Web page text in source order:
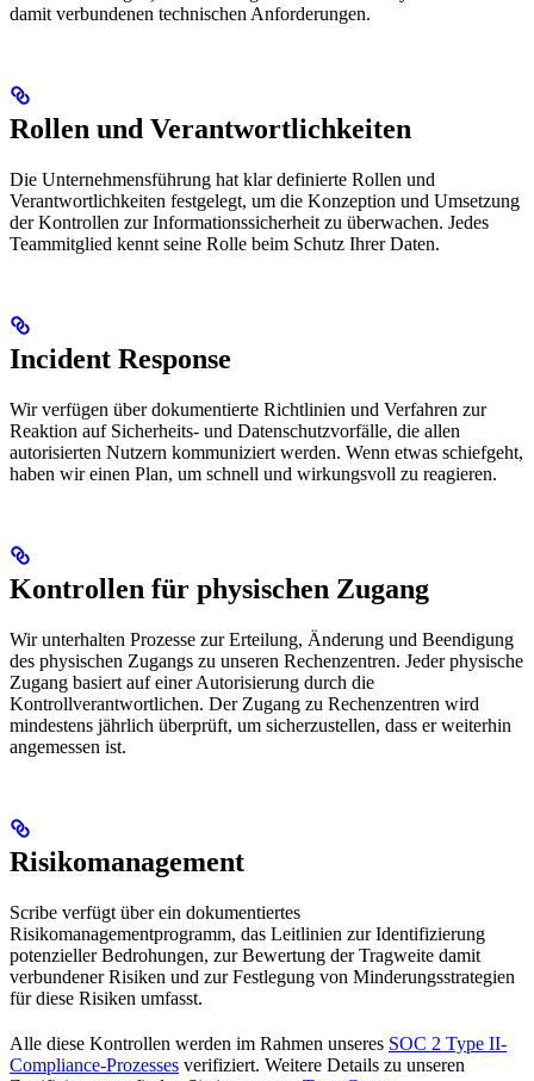
damit verbundenen technischen Anforderungen.
Rollen und Verantwortlichkeiten
Die Unternehmensführung hat klar definierte Rollen und
Verantwortlichkeiten festgelegt, um die Konzeption und Umsetzung
der Kontrollen zur Informationssicherheit zu überwachen. Jedes
Teammitglied kennt seine Rolle beim Schutz Ihrer Daten.
Incident Response
Wir verfügen über dokumentierte Richtlinien und Verfahren zur
Reaktion auf Sicherheits- und Datenschutzvorfälle, die allen
autorisierten Nutzern kommuniziert werden. Wenn etwas schiefgeht,
haben wir einen Plan, um schnell und wirkungsvoll zu reagieren.
Kontrollen für physischen Zugang
Wir unterhalten Prozesse zur Erteilung, Änderung und Beendigung
des physischen Zugangs zu unseren Rechenzentren. Jeder physische
Zugang basiert auf einer Autorisierung durch die
Kontrollverantwortlichen. Der Zugang zu Rechenzentren wird
mindestens jährlich überprüft, um sicherzustellen, dass er weiterhin
angemessen ist.
Risikomanagement
Scribe verfügt über ein dokumentiertes
Risikomanagementprogramm, das Leitlinien zur Identifizierung
potenzieller Bedrohungen, zur Bewertung der Tragweite damit
verbundener Risiken und zur Festlegung von Minderungsstrategien
für diese Risiken umfasst.
Alle diese Kontrollen werden im Rahmen unseres SOC 2 Type II-
Compliance-Prozesses verifiziert. Weitere Details zu unseren